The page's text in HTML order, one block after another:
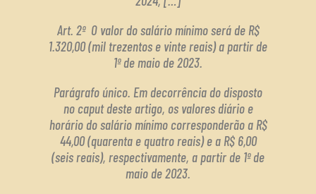
Art. 2º O valor do salário mínimo será de R$
1.320,00 (mil trezentos e vinte reais) a partir de
1º de maio de 2023.
Parágrafo único. Em decorrência do disposto
no caput deste artigo, os valores diário e
horário do salário mínimo corresponderão a R$
44,00 (quarenta e quatro reais) e a R$ 6,00
(seis reais), respectivamente, a partir de 1º de
maio de 2023.